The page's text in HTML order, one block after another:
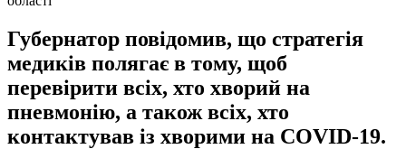
Губернатор повідомив, що стратегія
медиків полягає в тому, щоб
перевірити всіх, хто хворий на
пневмонію, а також всіх, хто
контактував із хворими на СOVID-19.